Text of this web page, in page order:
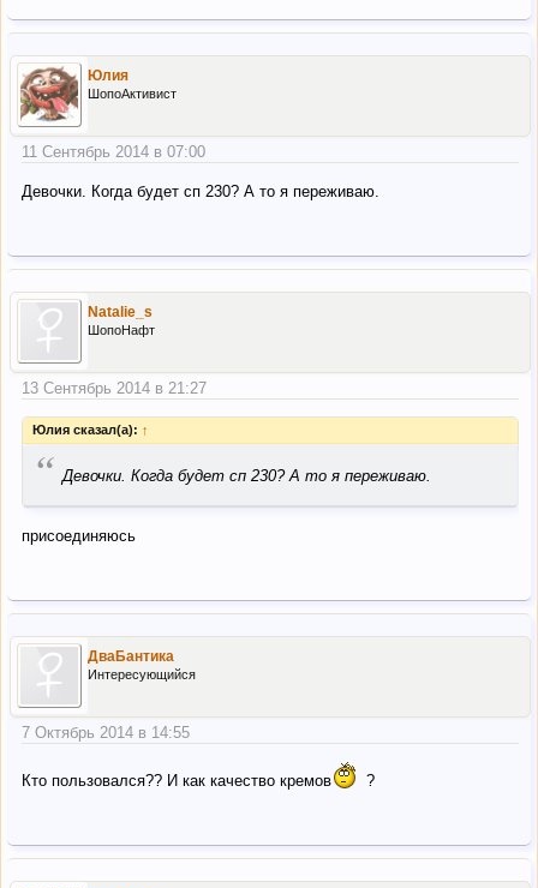
Юлия
ШопоАктивист
11 Сентябрь 2014 в 07:00
Девочки. Когда будет сп 230? А то я переживаю.
Natalie_s
ШопоНафт
13 Сентябрь 2014 в 21:27
Юлия сказал(а): ↑
“ Девочки. Когда будет сп 230? А то я переживаю.
присоединяюсь
ДваБантика
Интересующийся
7 Октябрь 2014 в 14:55
Кто пользовался?? И как качество кремов ?